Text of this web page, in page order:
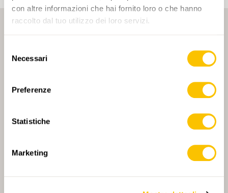
con altre informazioni che hai fornito loro o che hanno
raccolto dal tuo utilizzo dei loro servizi.
delNecessari
Preferenze
Statistiche
MarketingPARTNER PRINCIPALE E PARTNER DI TRASPORTO